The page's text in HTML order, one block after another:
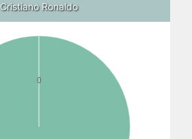
Cristiano Ronaldo